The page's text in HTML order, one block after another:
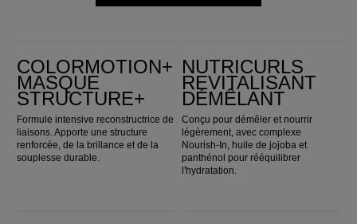
COLORMOTION+
MASQUE
STRUCTURE+
Formule intensive reconstructrice de
liaisons. Apporte une structure
renforcée, de la brillance et de la
souplesse durable.
NUTRICURLS
REVITALISANT
DÉMÊLANT
Conçu pour démêler et nourrir
légèrement, avec complexe
Nourish-In, huile de jojoba et
panthénol pour rééquilibrer
l'hydratation.